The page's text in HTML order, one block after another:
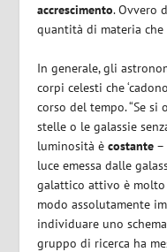
accrescimento. Ovvero
quantità di materia
In generale, gli
corpi celesti che
corso del tempo. “Se
stelle o le galassie
luminosità ècostante –
luce emessa dalle
galattico attivo è
modo assolutamente
individuare uno
gruppo di ricerca ha